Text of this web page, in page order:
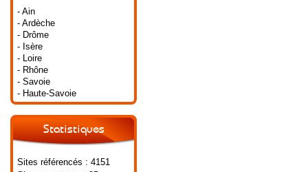
- Ain
- Ardèche
- Drôme
- Isère
- Loire
- Rhône
- Savoie
- Haute-Savoie
Statistiques
Sites référencés : 4151